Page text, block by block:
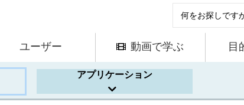
ユーザー 動画で学ぶ 目
アプリケーション